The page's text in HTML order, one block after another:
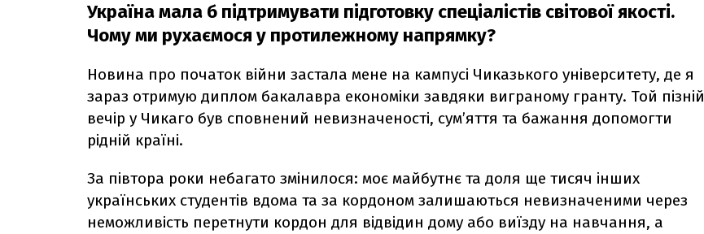
Україна мала б підтримувати підготовку спеціалістів світової якості.
Чому ми рухаємося у протилежному напрямку?
Новина про початок війни застала мене на кампусі Чиказького університету, де я
зараз отримую диплом бакалавра економіки завдяки виграному гранту. Той пізній
вечір у Чикаго був сповнений невизначеності, сум’яття та бажання допомогти
рідній країні.
За півтора роки небагато змінилося: моє майбутнє та доля ще тисяч інших
українських студентів вдома та за кордоном залишаються невизначеними через
неможливість перетнути кордон для відвідин дому або виїзду на навчання, а